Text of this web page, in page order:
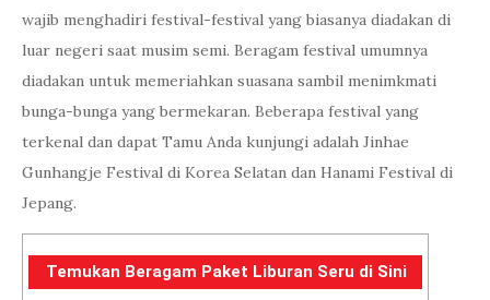
wajib menghadiri festival-festival yang biasanya diadakan di
luar negeri saat musim semi. Beragam festival umumnya
diadakan untuk memeriahkan suasana sambil menimkmati
bunga-bunga yang bermekaran. Beberapa festival yang
terkenal dan dapat Tamu Anda kunjungi adalah Jinhae
Gunhangje Festival di Korea Selatan dan Hanami Festival di
Jepang.
Temukan Beragam Paket Liburan Seru di Sini